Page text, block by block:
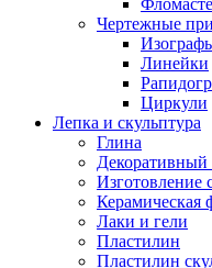
Чертежные
Линейки
Циркули
Лепка и скульптура
Глина
Декоративный
Изготовление
Керамическая
Лаки и гели
Пластилин
Пластилин